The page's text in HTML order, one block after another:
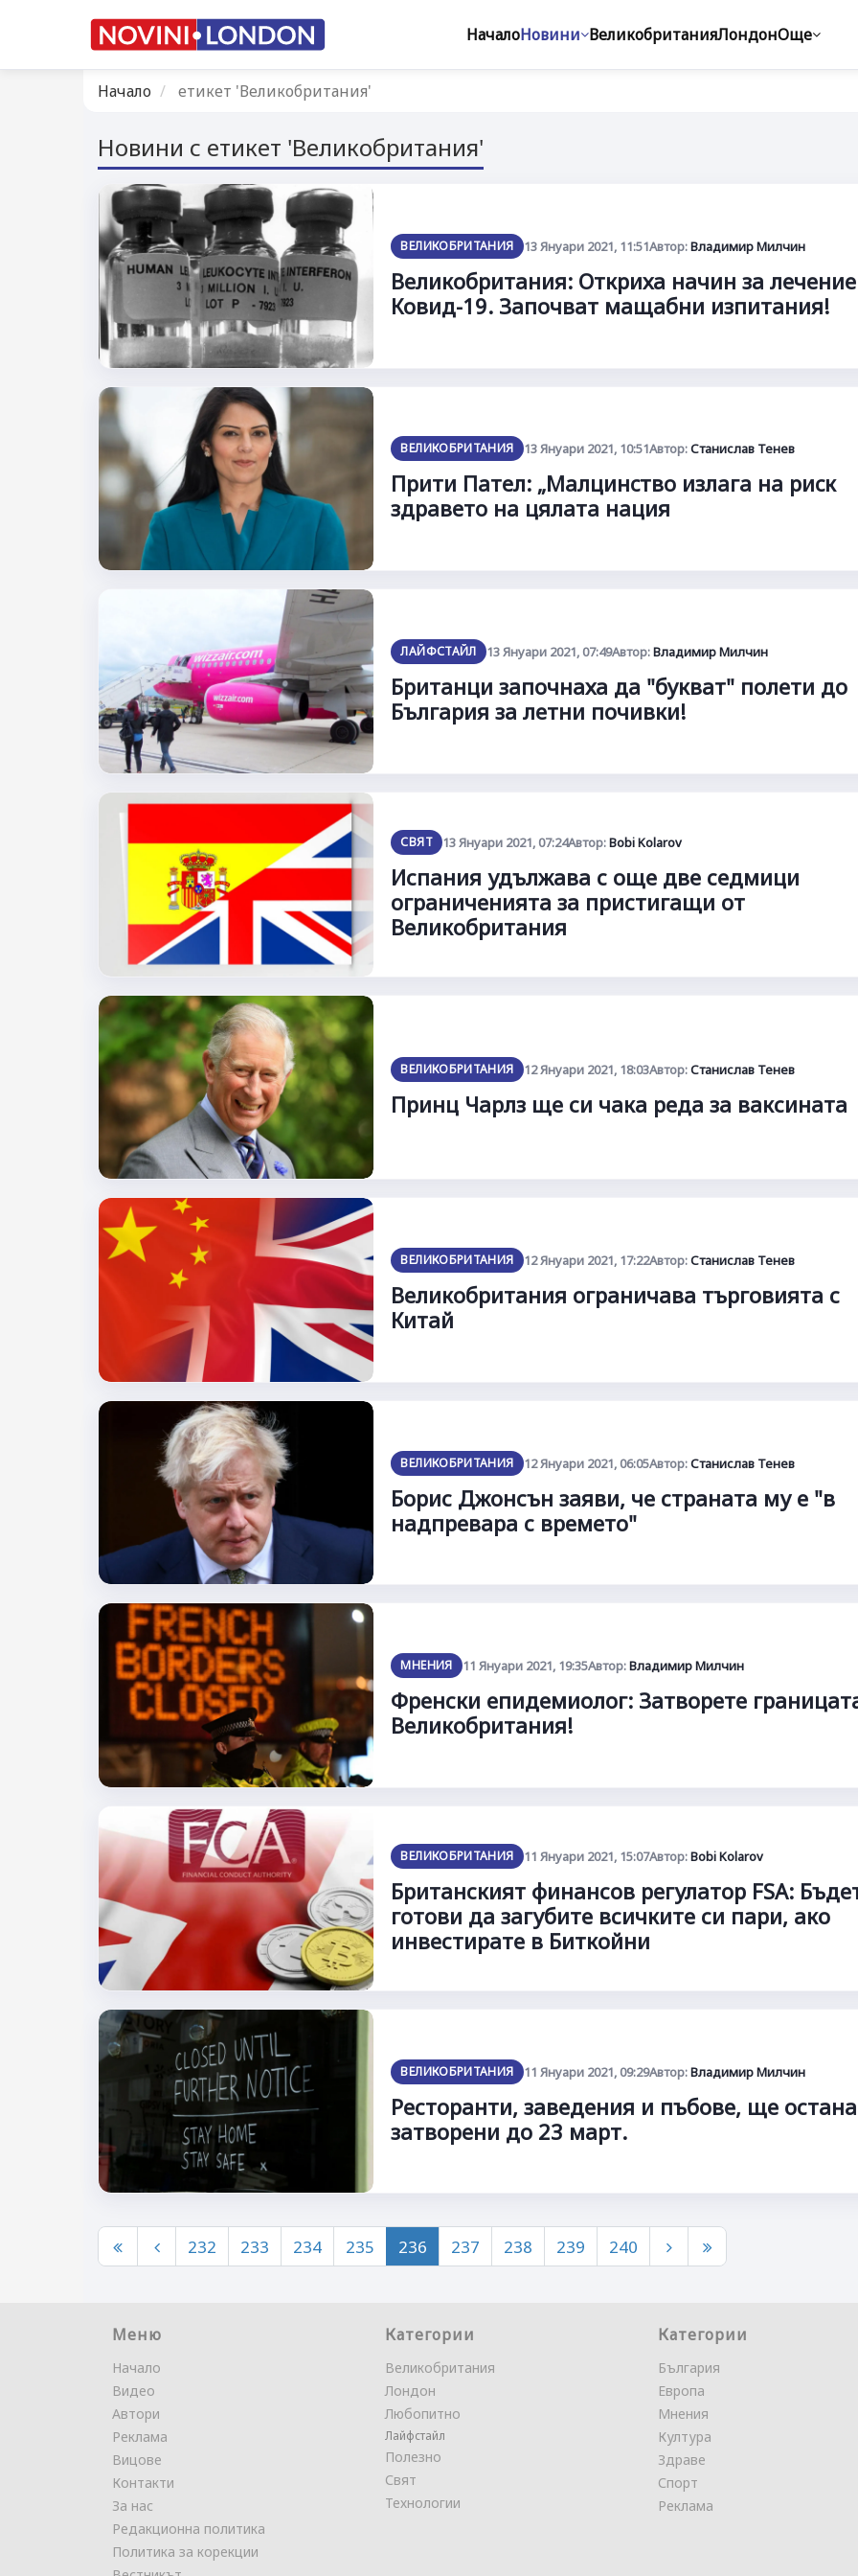
НачалоНовини ВеликобританияЛондонОще
Начало етикет 'Великобритания'
Новини с етикет 'Великобритания'
ВЕЛИКОБРИТАНИЯ 13 Януари 2021, 11:51Автор:Владимир Милчин
Великобритания: Откриха начин за
Ковид-19. Започват мащабни изпитания!
ВЕЛИКОБРИТАНИЯ 13 Януари 2021, 10:51Автор:Станислав Тенев
Прити Пaтeл: „Мaлцинcтвo излaгa нa риcк
здрaвeтo нa цялaтa нaция
ЛАЙФСТАЙЛ 13 Януари 2021, 07:49Автор:Владимир Милчин
Британци започнаха да "букват" полети до
България за летни почивки!
СВЯТ 13 Януари 2021, 07:24Автор:Bobi Kolarov
Испания удължава с още две седмици
ограниченията за пристигащи от
Великобритания
ВЕЛИКОБРИТАНИЯ 12 Януари 2021, 18:03Автор:Станислав Тенев
Принц Чарлз ще си чака реда за ваксината
ВЕЛИКОБРИТАНИЯ 12 Януари 2021, 17:22Автор:Станислав Тенев
Великобритания ограничава търговията с
Китай
ВЕЛИКОБРИТАНИЯ 12 Януари 2021, 06:05Автор:Станислав Тенев
Борис Джонсън заяви, че страната му е "в
надпревара с времето"
МНЕНИЯ 11 Януари 2021, 19:35Автор:Владимир Милчин
Френски епидемиолог: Затворете
Великобритания!
ВЕЛИКОБРИТАНИЯ 11 Януари 2021, 15:07Автор:Bobi Kolarov
Британският финансов регулатор FSA:
готови да загубите всичките си пари, ако
инвестирате в Биткойни
ВЕЛИКОБРИТАНИЯ 11 Януари 2021, 09:29Автор:Владимир Милчин
Ресторанти, заведения и пъбове, ще
затворени до 23 март.
232 233 234 235 236 237 238 239 240
Меню
Начало
Видео
Автори
Реклама
Вицове
Контакти
За нас
Редакционна политика
Политика за корекции
Категории
Великобритания
Лондон
Любопитно
Лайфстайл
Полезно
Свят
Технологии
Категории
България
Европа
Мнения
Култура
Здраве
Спорт
Реклама